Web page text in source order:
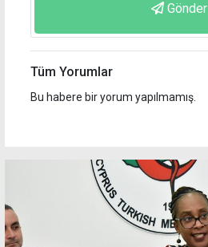
Gönder
Tüm Yorumlar
Bu habere bir yorum yapılmamış.